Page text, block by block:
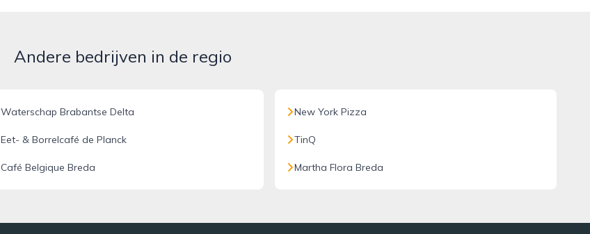
Andere bedrijven in de regio
Waterschap Brabantse Delta
Eet- & Borrelcafé de Planck
Café Belgique Breda
New York Pizza
TinQ
Martha Flora Breda